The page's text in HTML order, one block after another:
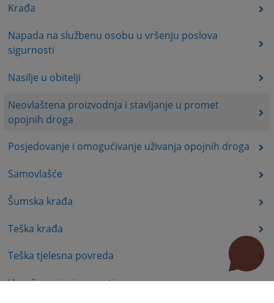
Krađa
Napada na službenu osobu u vršenju poslova
sigurnosti
Nasilje u obitelji
Neovlaštena proizvodnja i stavljanje u promet
opojnih droga
Posjedovanje i omogućivanje uživanja opojnih droga
Samovlašće
Šumska krađa
Teška krađa
Teška tjelesna povreda
Ugrožavanje sigurnosti